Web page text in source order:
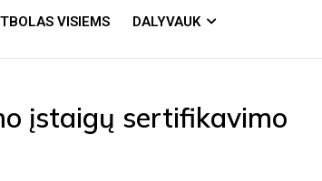
VISIEMS DALYVAUK
įstaigų sertifikavimo